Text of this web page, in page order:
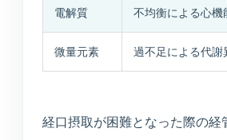
電解質 不均衡による心機
微量元素 過不足による代謝
経口摂取が困難となった際の経
目安をご案内できます。